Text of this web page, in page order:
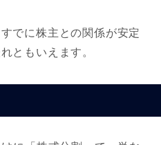
でに株主との関係が安定
ともいえます。